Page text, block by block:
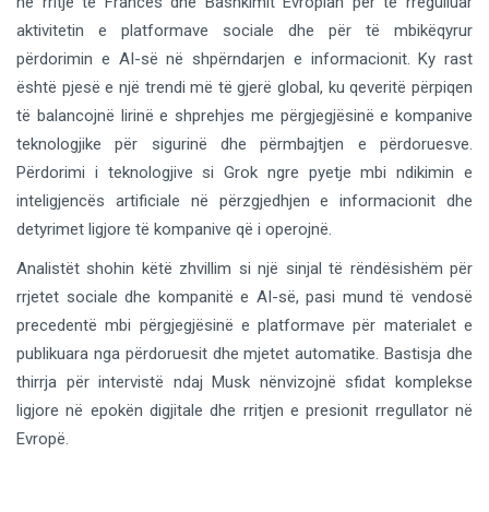
aktivitetin e platformave sociale dhe për të mbikëqyrur
përdorimin e AI-së në shpërndarjen e informacionit. Ky rast
është pjesë e një trendi më të gjerë global, ku qeveritë përpiqen
të balancojnë lirinë e shprehjes me përgjegjësinë e kompanive
teknologjike për sigurinë dhe përmbajtjen e përdoruesve.
Përdorimi i teknologjive si Grok ngre pyetje mbi ndikimin e
inteligjencës artificiale në përzgjedhjen e informacionit dhe
detyrimet ligjore të kompanive që i operojnë.
Analistët shohin këtë zhvillim si një sinjal të rëndësishëm për
rrjetet sociale dhe kompanitë e AI-së, pasi mund të vendosë
precedentë mbi përgjegjësinë e platformave për materialet e
publikuara nga përdoruesit dhe mjetet automatike. Bastisja dhe
thirrja për intervistë ndaj Musk nënvizojnë sfidat komplekse
ligjore në epokën digjitale dhe rritjen e presionit rregullator në
Evropë.